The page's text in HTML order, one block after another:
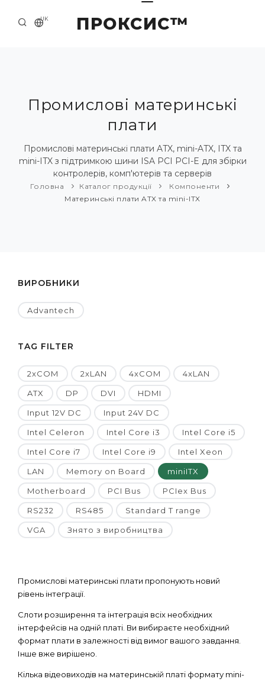
ПРОКСИС™
UK
ПРО НАС
ПРИКЛАДИ ТА РІШЕННЯ
КАТАЛОГ ПРОДУКЦІЇ
НОВИНИ
Промислові материнські
плати
Промислові материнські плати ATX, mini-ATX, ITX та
mini-ITX з підтримкою шини ISA PCI PCI-E для збірки
контролерів, комп'ютерів та серверів
Головна Каталог продукції
Компоненти
Материнські плати ATX та mini-ITX
ВИРОБНИКИ
Advantech
TAG FILTER
2xCOM 2xLAN 4xCOM 4xLAN
ATX DP DVI HDMI
Input 12V DC Input 24V DC
Intel Celeron Intel Core i3 Intel Core i5
Intel Core i7 Intel Core i9 Intel Xeon
LAN Memory on Board miniITX
Motherboard PCI Bus PCIex Bus
RS232 RS485 Standard T range
VGA Знято з виробництва
Промислові материнські плати пропонують новий
рівень інтеграції.
Слоти розширення та інтеграція всіх необхідних
інтерфейсів на одній платі. Ви вибираєте необхідний
формат плати в залежності від вимог вашого завдання.
Інше вже вирішено.
Кілька відеовиходів на материнській платі формату mini-